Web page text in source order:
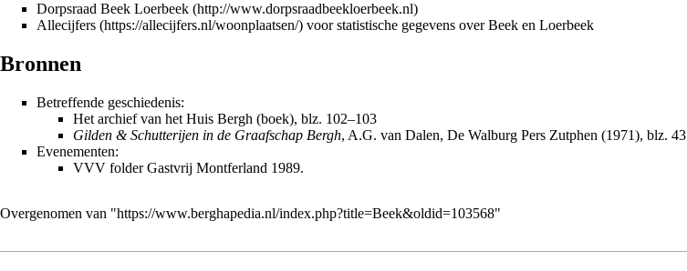
Dorpsraad Beek Loerbeek
Allecijfers
voor statistische gegevens over Beek en Loerbeek
Bronnen
Betreffende geschiedenis:
Het archief van het Huis Bergh (boek), blz. 102–103
Gilden & Schutterijen in de Graafschap Bergh, A.G. van Dalen, De Walburg Pers Zutphen (1971), blz. 43
Evenementen:
VVV folder Gastvrij Montferland 1989.
Overgenomen van "https://www.berghapedia.nl/index.php?title=Beek&oldid=103568"